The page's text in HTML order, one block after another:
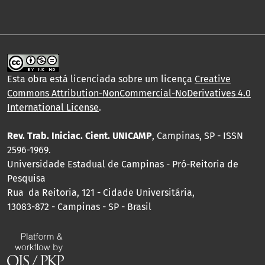
Esta obra está licenciada sobre um licença Creative
Commons Attribution-NonCommercial-NoDerivatives 4.0
International License.
Rev. Trab. Iniciac. Cient. UNICAMP, Campinas, SP - ISSN
2596-1969.
Universidade Estadual de Campinas - Pró-Reitoria de
Pesquisa
Rua da Reitoria, 121 - Cidade Universitária,
13083-872 - Campinas - SP - Brasil